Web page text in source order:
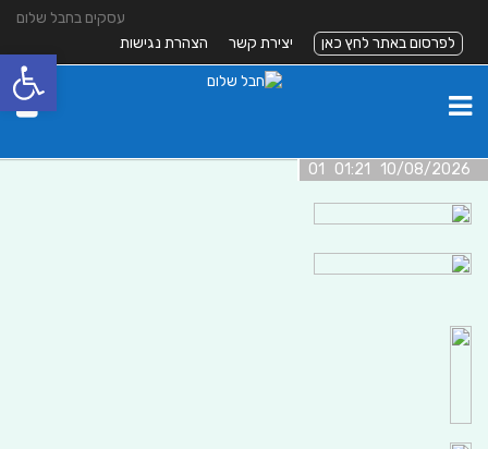
עסקים בחבל שלום
לפרסום באתר לחץ כאן
יצירת קשר הצהרת נגישות
10/08/2026 01:21 01
פתח